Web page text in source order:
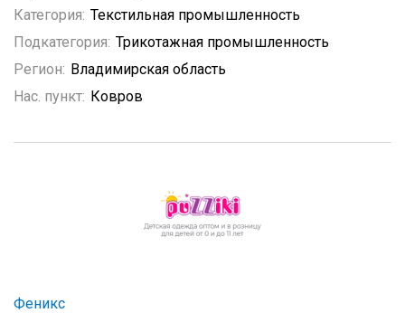
Категория: Текстильная промышленность
Подкатегория: Трикотажная промышленность
Регион: Владимирская область
Нас. пункт: Ковров
Феникс